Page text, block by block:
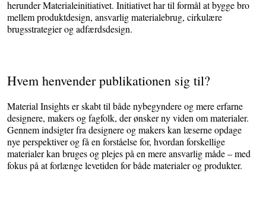
herunder Materialeinitiativet. Initiativet har til formål at bygge bro
mellem produktdesign, ansvarlig materialebrug, cirkulære
brugsstrategier og adfærdsdesign.
Hvem henvender publikationen sig til?
Material Insights er skabt til både nybegyndere og mere erfarne
designere, makers og fagfolk, der ønsker ny viden om materialer.
Gennem indsigter fra designere og makers kan læserne opdage
nye perspektiver og få en forståelse for, hvordan forskellige
materialer kan bruges og plejes på en mere ansvarlig måde – med
fokus på at forlænge levetiden for både materialer og produkter.